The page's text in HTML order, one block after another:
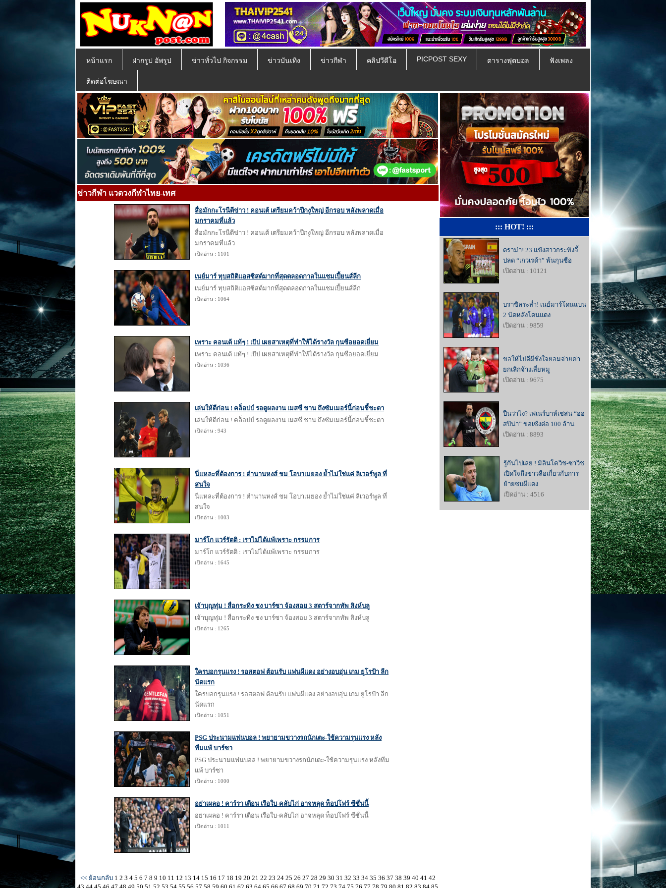
หน้าแรก ฝากรูป อัพรูป ข่าวทั่วไป กิจกรรม ข่าวบันเทิง ข่าวกีฬา คลิปวีดีโอ PICPOST SEXY ตารางฟุตบอล ฟังเพลง
ติดต่อโฆษณา
ข่าวกีฬา แวดวงกีฬาไทย-เทศ
สื่อมักกะโรนีตีข่าว ! คอนเต้ เตรียมคว้าปีกงูใหญ่ อีกรอบ หลังพลาดเมื่อ
มกราคมที่แล้ว
สื่อมักกะโรนีตีข่าว ! คอนเต้ เตรียมคว้าปีกงูใหญ่ อีกรอบ หลังพลาดเมื่อ
มกราคมที่แล้ว
เปิดอ่าน : 1101
เนย์มาร์ ทุบสถิติแอสซิสต์มากที่สุดตลอดกาลในแชมเปี้ยนส์ลีก
เนย์มาร์ ทุบสถิติแอสซิสต์มากที่สุดตลอดกาลในแชมเปี้ยนส์ลีก
เปิดอ่าน : 1064
เพราะ คอนเต้ แท้ๆ ! เป๊ป เผยสาเหตุที่ทำให้ได้รางวัล กุนซือยอดเยี่ยม
เพราะ คอนเต้ แท้ๆ ! เป๊ป เผยสาเหตุที่ทำให้ได้รางวัล กุนซือยอดเยี่ยม
เปิดอ่าน : 1036
เล่นให้ดีก่อน ! คล็อปป์ รอดูผลงาน เมสซี ชาน ถึงซัมเมอร์นี้ก่อนชี้ชะตา
เล่นให้ดีก่อน ! คล็อปป์ รอดูผลงาน เมสซี ชาน ถึงซัมเมอร์นี้ก่อนชี้ชะตา
เปิดอ่าน : 943
นี่แหละที่ต้องการ ! ตำนานหงส์ ชม โอบาเมยอง ย้ำไม่ใช่แค่ ลิเวอร์พูล ที่
สนใจ
นี่แหละที่ต้องการ ! ตำนานหงส์ ชม โอบาเมยอง ย้ำไม่ใช่แค่ ลิเวอร์พูล ที่
สนใจ
เปิดอ่าน : 1003
มาร์โก แวร์รัตติ : เราไม่ได้แพ้เพราะ กรรมการ
มาร์โก แวร์รัตติ : เราไม่ได้แพ้เพราะ กรรมการ
เปิดอ่าน : 1645
เจ้าบุญทุ่ม ! สื่อกระทิง ชง บาร์ซา จ้องสอย 3 สตาร์จากทัพ สิงห์บลู
เจ้าบุญทุ่ม ! สื่อกระทิง ชง บาร์ซา จ้องสอย 3 สตาร์จากทัพ สิงห์บลู
เปิดอ่าน : 1265
ใครบอกรุนแรง ! รอสตอฟ ต้อนรับ แฟนผีแดง อย่างอบอุ่น เกม ยูโรป้า ลีก
นัดแรก
ใครบอกรุนแรง ! รอสตอฟ ต้อนรับ แฟนผีแดง อย่างอบอุ่น เกม ยูโรป้า ลีก
นัดแรก
เปิดอ่าน : 1051
PSG ประนามแฟนบอล ! พยายามขวางรถนักเตะ-ใช้ความรุนแรง หลัง
ทีมแพ้ บาร์ซา
PSG ประนามแฟนบอล ! พยายามขวางรถนักเตะ-ใช้ความรุนแรง หลังทีม
แพ้ บาร์ซา
เปิดอ่าน : 1000
อย่าเผลอ ! คาร์รา เตือน เรือใบ-คลับไก่ อาจหลุด ท็อปโฟร์ ซีซั่นนี้
อย่าเผลอ ! คาร์รา เตือน เรือใบ-คลับไก่ อาจหลุด ท็อปโฟร์ ซีซั่นนี้
เปิดอ่าน : 1011
<< ย้อนกลับ 1 2 3 4 5 6 7 8 9 10 11 12 13 14 15 16 17 18 19 20 21 22 23 24 25 26 27 28 29 30 31 32 33 34 35 36 37 38 39 40 41 42
::: HOT! :::
ดราม่า! 23 แข้งสาวกระทิงจี้
ปลด “เกวเรด้า” พ้นกุนซือ
เปิดอ่าน : 10121
บราซิลระส่ำ! เนย์มาร์โดนแบน
2 นัดหลังโดนแดง
เปิดอ่าน : 9859
ขอให้ไปดีผีชั่งใจยอมจ่ายค่า
ยกเลิกจ้างเสี่ยหมู
เปิดอ่าน : 9675
ปืนว่าไง? เฟเนร์บาห์เช่สน “ออ
สปิน่า” ขอเซ้งต่อ 100 ล้าน
เปิดอ่าน : 8893
รู้กันไปเลย ! มิลินโควิช-ซาวิช
เปิดใจถึงข่าวลือเกี่ยวกับการ
ย้ายซบผีแดง
เปิดอ่าน : 4516